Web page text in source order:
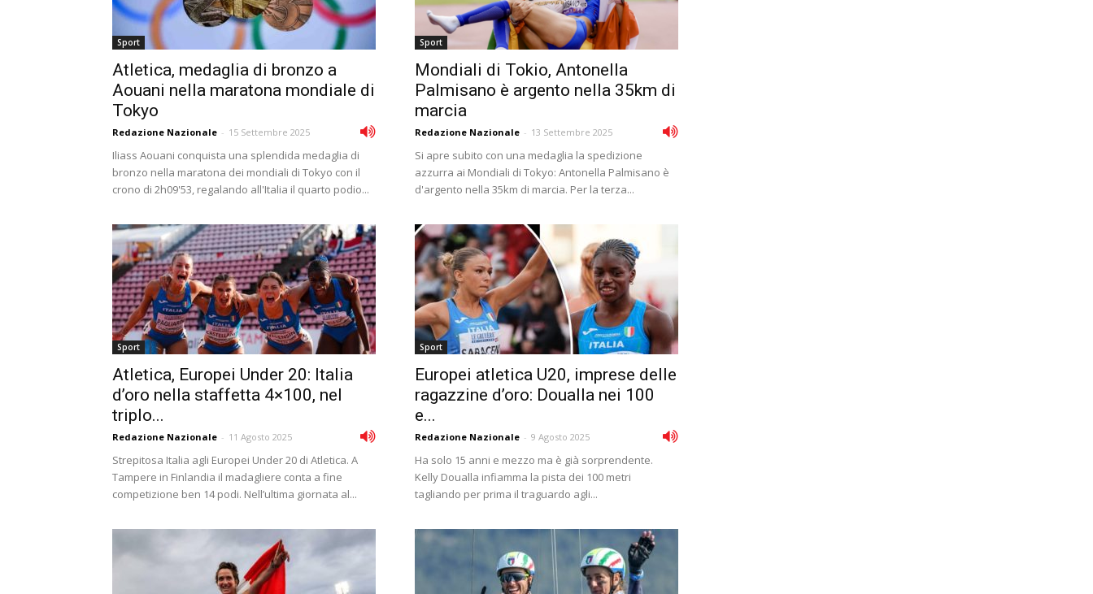
Sport
Atletica, medaglia di bronzo a
Aouani nella maratona mondiale di
Tokyo
Redazione Nazionale - 15 Settembre 2025
Iliass Aouani conquista una splendida medaglia di
bronzo nella maratona dei mondiali di Tokyo con il
crono di 2h09'53, regalando all'Italia il quarto podio...
Sport
Mondiali di Tokio, Antonella
Palmisano è argento nella 35km di
marcia
Redazione Nazionale - 13 Settembre 2025
Si apre subito con una medaglia la spedizione
azzurra ai Mondiali di Tokyo: Antonella Palmisano è
d'argento nella 35km di marcia. Per la terza...
Sport
Atletica, Europei Under 20: Italia
d’oro nella staffetta 4×100, nel
triplo...
Redazione Nazionale - 11 Agosto 2025
Strepitosa Italia agli Europei Under 20 di Atletica. A
Tampere in Finlandia il madagliere conta a fine
competizione ben 14 podi. Nell’ultima giornata al...
Sport
Europei atletica U20, imprese delle
ragazzine d’oro: Doualla nei 100
e...
Redazione Nazionale - 9 Agosto 2025
Ha solo 15 anni e mezzo ma è già sorprendente.
Kelly Doualla infiamma la pista dei 100 metri
tagliando per prima il traguardo agli...